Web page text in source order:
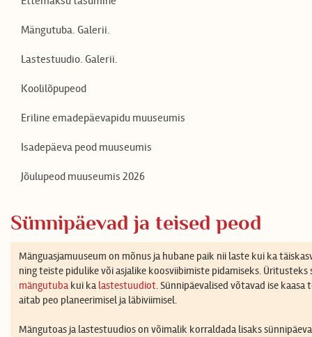
Mängutuba. Galerii.
Lastestuudio. Galerii.
Koolilõpupeod
Eriline emadepäevapidu muuseumis
Isadepäeva peod muuseumis
Jõulupeod muuseumis 2026
Sünnipäevad ja teised peod
Mänguasjamuuseum on mõnus ja hubane paik nii laste kui ka
ning teiste pidulike või asjalike koosviibimiste pidamiseks. Üritusteks
mängutubakui kalastestuudiot. Sünnipäevalised võtavad ise
aitab peo planeerimisel ja läbiviimisel.
Mängutoas ja lastestuudios on võimalik korraldada lisaks